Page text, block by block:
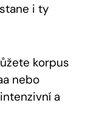
i ty
korpus‍
nebo
⁢a